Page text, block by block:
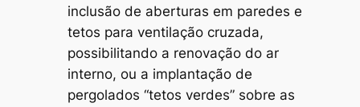
inclusão de aberturas em paredes e
tetos para ventilação cruzada,
possibilitando a renovação do ar
interno, ou a implantação de
pergolados “tetos verdes” sobre as